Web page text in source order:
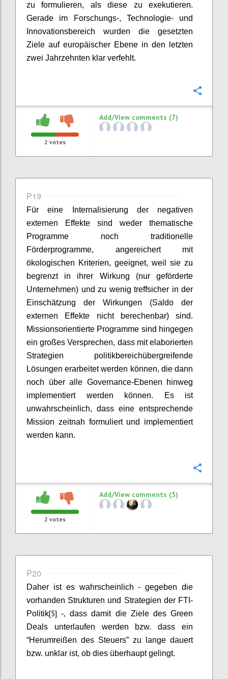
zu formulieren, als diese zu exekutieren.
Gerade im Forschungs-, Technologie- und
Innovationsbereich wurden die gesetzten
Ziele auf europäischer Ebene in den letzten
zwei Jahrzehnten klar verfehlt.
2 votes
Add/View comments (7)
P19
Für eine Internalisierung der negativen
externen Effekte sind weder thematische
Programme noch traditionelle
Förderprogramme, angereichert mit
ökologischen Kriterien, geeignet, weil sie zu
begrenzt in ihrer Wirkung (nur geförderte
Unternehmen) und zu wenig treffsicher in der
Einschätzung der Wirkungen (Saldo der
externen Effekte nicht berechenbar) sind.
Missionsorientierte Programme sind hingegen
ein großes Versprechen, dass mit elaborierten
Strategien politikbereichübergreifende
Lösungen erarbeitet werden können, die dann
noch über alle Governance-Ebenen hinweg
implementiert werden können. Es ist
unwahrscheinlich, dass eine entsprechende
Mission zeitnah formuliert und
implementiert
werden kann.
2 votes
Add/View comments (5)
P20
Daher ist es wahrscheinlich - gegeben die
vorhanden Strukturen und Strategien der FTI-
Politik[5] -, dass damit die Ziele des Green
Deals unterlaufen werden bzw. dass ein
“Herumreißen des Steuers” zu lange dauert
bzw. unklar ist, ob dies überhaupt gelingt.